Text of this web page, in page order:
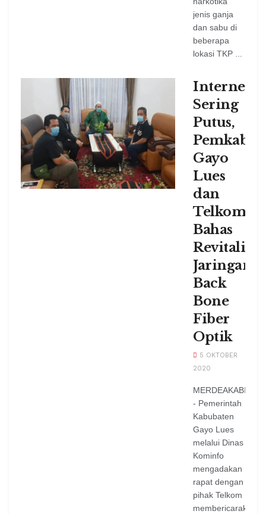
jenis ganja
dan sabu di
beberapa
lokasi TKP ...
Internet
Sering
Putus,
Pemkab
Gayo
Lues
dan
Telkom
Bahas
Jaringan
Back
Bone
Fiber
Optik
5 OKTOBER
2020
- Pemerintah
Kabubaten
Gayo Lues
melalui Dinas
Kominfo
mengadakan
rapat dengan
pihak Telkom
membericarakan